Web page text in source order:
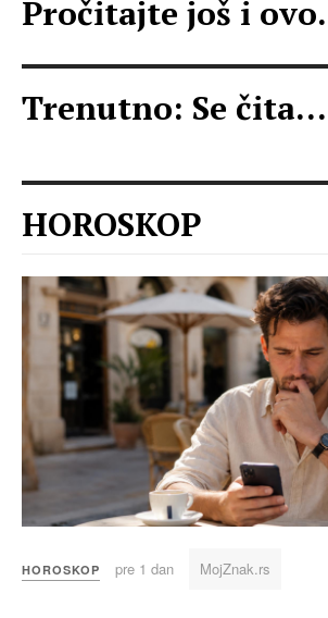
Pročitajte još i
Trenutno: Se čita...
HOROSKOP
HOROSKOP pre 1 dan MojZnak.rs